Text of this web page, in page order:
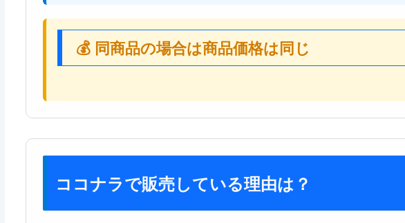
💰 同商品の場合は商品価格は同じ
ココナラで販売している理由は？